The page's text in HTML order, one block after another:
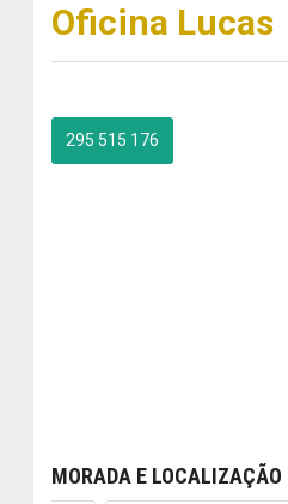
Oficina Lucas
295 515 176
MORADA E LOCALIZAÇÃO